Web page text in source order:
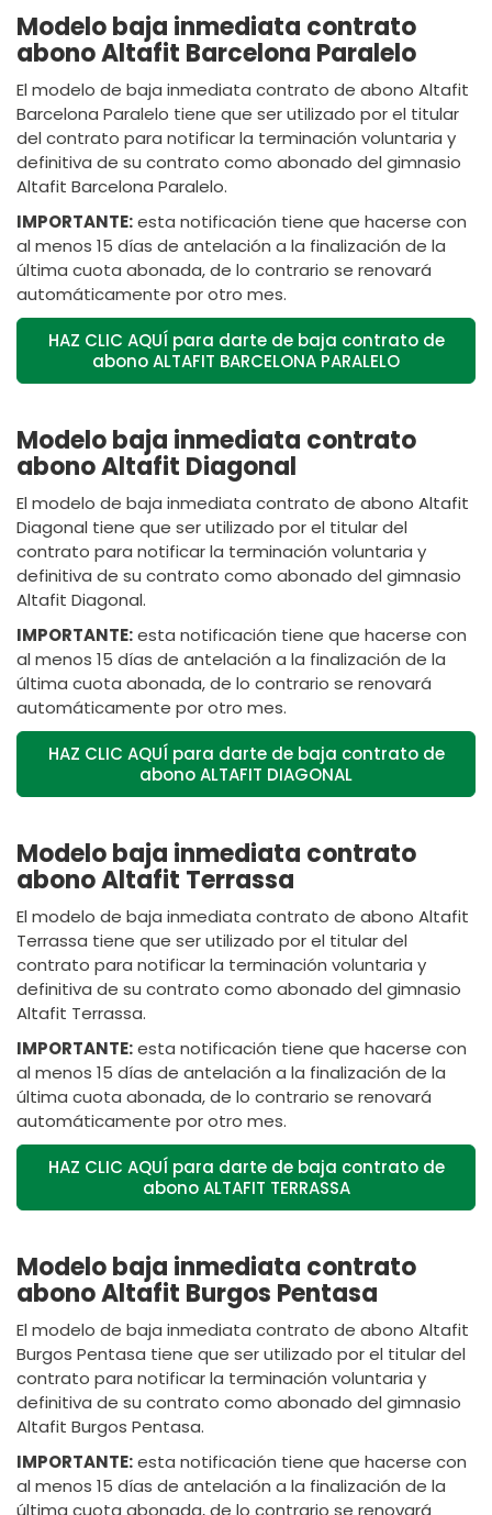
Modelo baja inmediata contrato
abono Altafit Barcelona Paralelo
El modelo de baja inmediata contrato de abono Altafit
Barcelona Paralelo tiene que ser utilizado por el titular
del contrato para notificar la terminación voluntaria y
definitiva de su contrato como abonado del gimnasio
Altafit Barcelona Paralelo.
IMPORTANTE:esta notificación tiene que hacerse con
al menos 15 días de antelación a la finalización de la
última cuota abonada, de lo contrario se renovará
automáticamente por otro mes.
HAZ CLIC AQUÍ para darte de baja contrato de
abono ALTAFIT BARCELONA PARALELO
Modelo baja inmediata contrato
abono Altafit Diagonal
El modelo de baja inmediata contrato de abono Altafit
Diagonal tiene que ser utilizado por el titular del
contrato para notificar la terminación voluntaria y
definitiva de su contrato como abonado del gimnasio
Altafit Diagonal.
IMPORTANTE:esta notificación tiene que hacerse con
al menos 15 días de antelación a la finalización de la
última cuota abonada, de lo contrario se renovará
automáticamente por otro mes.
HAZ CLIC AQUÍ para darte de baja contrato de
abono ALTAFIT DIAGONAL
Modelo baja inmediata contrato
abono Altafit Terrassa
El modelo de baja inmediata contrato de abono Altafit
Terrassa tiene que ser utilizado por el titular del
contrato para notificar la terminación voluntaria y
definitiva de su contrato como abonado del gimnasio
Altafit Terrassa.
IMPORTANTE:esta notificación tiene que hacerse con
al menos 15 días de antelación a la finalización de la
última cuota abonada, de lo contrario se renovará
automáticamente por otro mes.
HAZ CLIC AQUÍ para darte de baja contrato de
abono ALTAFIT TERRASSA
Modelo baja inmediata contrato
abono Altafit Burgos Pentasa
El modelo de baja inmediata contrato de abono Altafit
Burgos Pentasa tiene que ser utilizado por el titular del
contrato para notificar la terminación voluntaria y
definitiva de su contrato como abonado del gimnasio
Altafit Burgos Pentasa.
IMPORTANTE:esta notificación tiene que hacerse con
al menos 15 días de antelación a la finalización de la
última cuota abonada, de lo contrario se renovará